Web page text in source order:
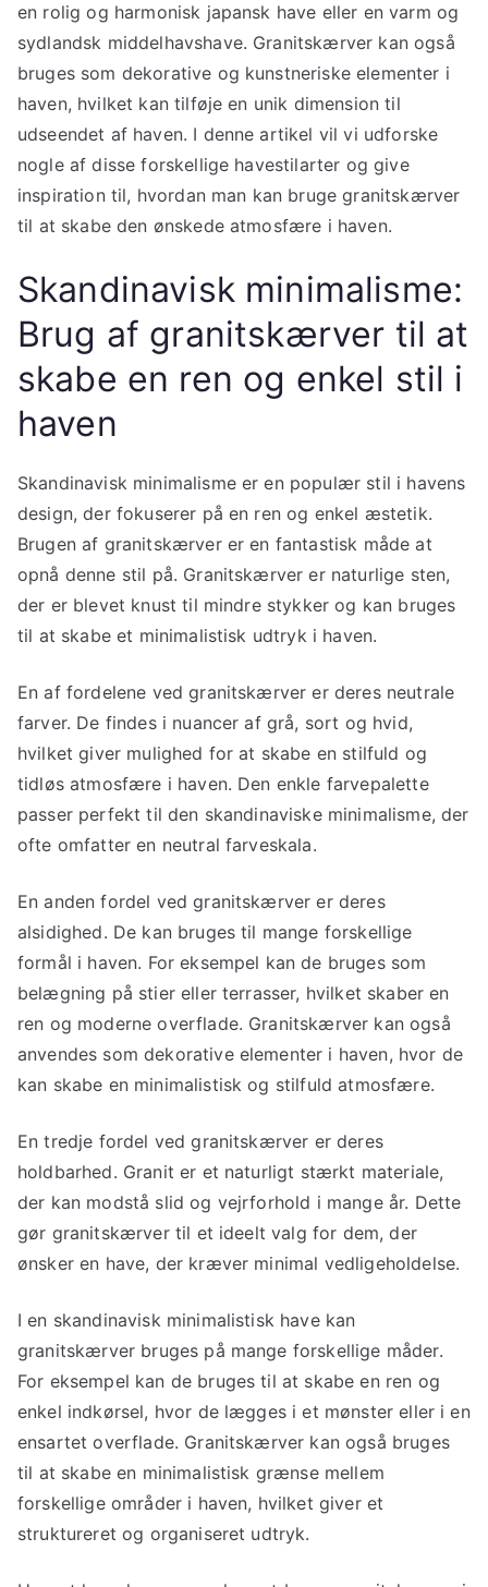
en rolig og harmonisk japansk have eller en varm og
sydlandsk middelhavshave. Granitskærver kan også
bruges som dekorative og kunstneriske elementer i
haven, hvilket kan tilføje en unik dimension til
udseendet af haven. I denne artikel vil vi udforske
nogle af disse forskellige havestilarter og give
inspiration til, hvordan man kan bruge granitskærver
til at skabe den ønskede atmosfære i haven.
Skandinavisk minimalisme:
Brug af granitskærver til at
skabe en ren og enkel stil i
haven
Skandinavisk minimalisme er en populær stil i havens
design, der fokuserer på en ren og enkel æstetik.
Brugen af granitskærver er en fantastisk måde at
opnå denne stil på. Granitskærver er naturlige sten,
der er blevet knust til mindre stykker og kan bruges
til at skabe et minimalistisk udtryk i haven.
En af fordelene ved granitskærver er deres neutrale
farver. De findes i nuancer af grå, sort og hvid,
hvilket giver mulighed for at skabe en stilfuld og
tidløs atmosfære i haven. Den enkle farvepalette
passer perfekt til den skandinaviske minimalisme, der
ofte omfatter en neutral farveskala.
En anden fordel ved granitskærver er deres
alsidighed. De kan bruges til mange forskellige
formål i haven. For eksempel kan de bruges som
belægning på stier eller terrasser, hvilket skaber en
ren og moderne overflade. Granitskærver kan også
anvendes som dekorative elementer i haven, hvor de
kan skabe en minimalistisk og stilfuld atmosfære.
En tredje fordel ved granitskærver er deres
holdbarhed. Granit er et naturligt stærkt materiale,
der kan modstå slid og vejrforhold i mange år. Dette
gør granitskærver til et ideelt valg for dem, der
ønsker en have, der kræver minimal vedligeholdelse.
I en skandinavisk minimalistisk have kan
granitskærver bruges på mange forskellige måder.
For eksempel kan de bruges til at skabe en ren og
enkel indkørsel, hvor de lægges i et mønster eller i en
ensartet overflade. Granitskærver kan også bruges
til at skabe en minimalistisk grænse mellem
forskellige områder i haven, hvilket giver et
struktureret og organiseret udtryk.